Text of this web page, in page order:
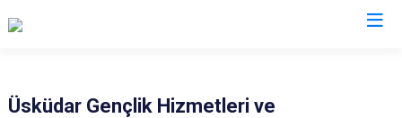
Üsküdar Gençlik Hizmetleri ve